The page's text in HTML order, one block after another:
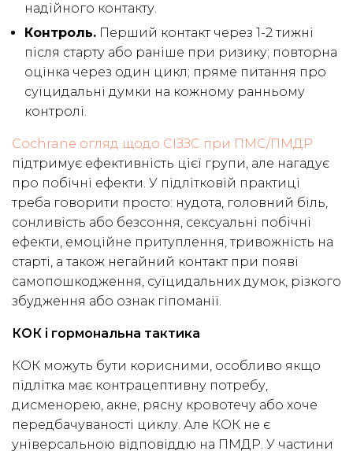
надійного контакту.
Контроль. Перший контакт через 1-2 тижні
після старту або раніше при ризику; повторна
оцінка через один цикл; пряме питання про
суїцидальні думки на кожному ранньому
контролі.
Cochrane огляд щодо СІЗЗС при ПМС/ПМДР
підтримує ефективність цієї групи, але нагадує
про побічні ефекти. У підлітковій практиці
треба говорити просто: нудота, головний біль,
сонливість або безсоння, сексуальні побічні
ефекти, емоційне притуплення, тривожність на
старті, а також негайний контакт при появі
самопошкодження, суїцидальних думок, різкого
збудження або ознак гіпоманії.
КОК і гормональна тактика
КОК можуть бути корисними, особливо якщо
підлітка має контрацептивну потребу,
дисменорею, акне, рясну кровотечу або хоче
передбачуваності циклу. Але КОК не є
універсальною відповіддю на ПМДР. У частини